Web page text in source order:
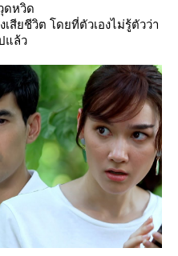
ดหวิด
สียชีวิต โดยที่ตัวเองไม่รู้ตัวว่า
แล้ว